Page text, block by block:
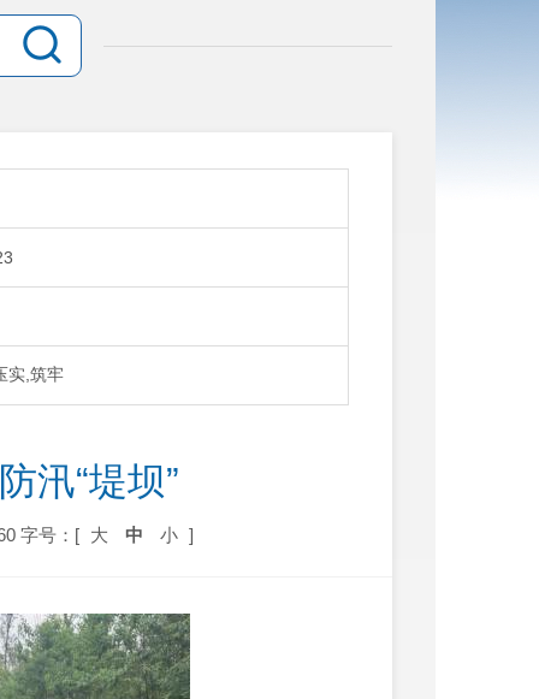
实,筑牢
汛“堤坝”
字号：[ 大 中 小 ]